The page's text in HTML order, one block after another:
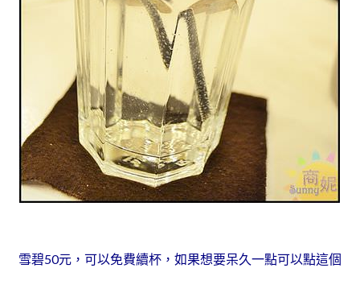
雪碧50元，可以免費續杯，如果想要呆久一點可以點這個